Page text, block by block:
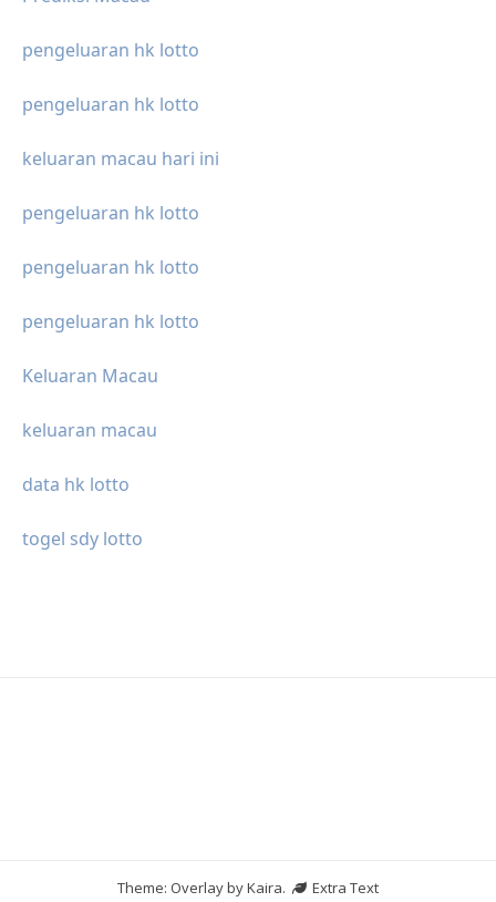
pengeluaran hk lotto
pengeluaran hk lotto
keluaran macau hari ini
pengeluaran hk lotto
pengeluaran hk lotto
pengeluaran hk lotto
Keluaran Macau
keluaran macau
data hk lotto
togel sdy lotto
Theme: Overlay byKaira. Extra Text